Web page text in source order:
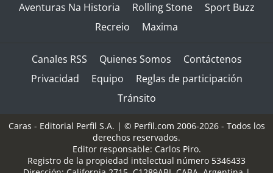
Aventuras Na Historia
Rolling Stone
Sport Buzz
Recreio
Maxima
Canales RSS Quienes Somos
Contáctenos
Privacidad
Equipo
Reglas de participación
Tránsito
Caras - Editorial Perfil S.A. | © Perfil.com 2006-2026 - Todos los
derechos reservados.
Editor responsable: Carlos Piro.
Registro de la propiedad intelectual número 5346433